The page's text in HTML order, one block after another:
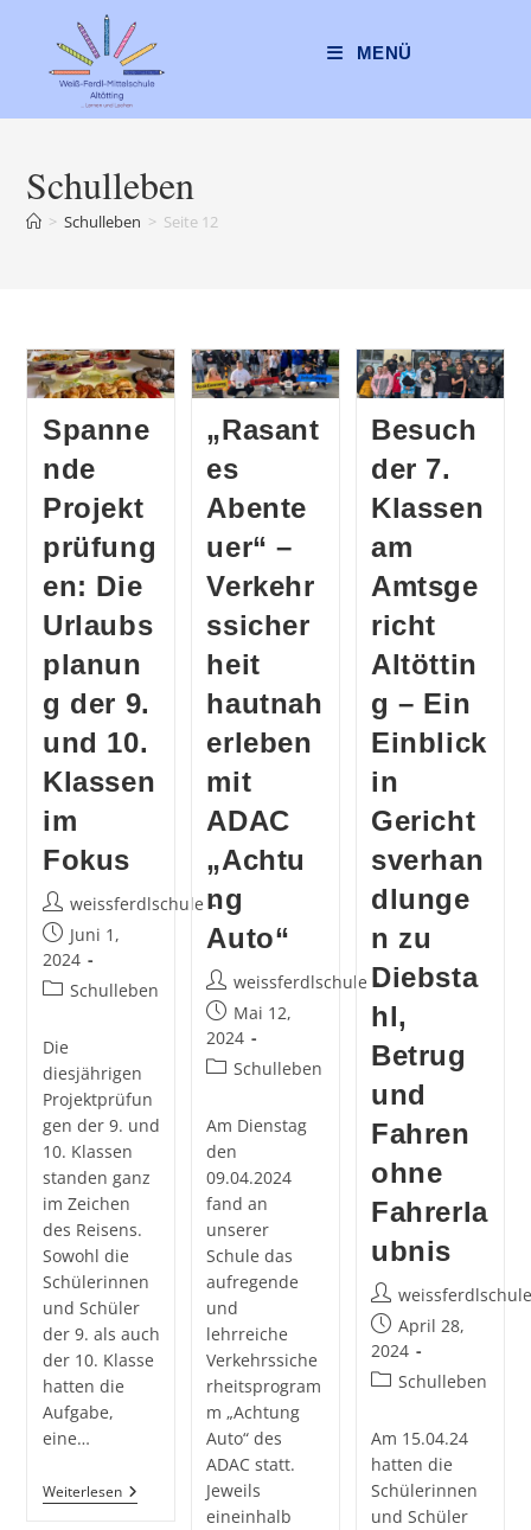
springen
MENÜ
Schulleben
> Schulleben > Seite 12
Spanne
nde
Projekt
prüfung
en: Die
Urlaubs
planun
g der 9.
und 10.
Klassen
im
Fokus
Beitrags-
Autor:
weissferdlschule
Beitrag
veröffentlicht:
Juni 1,
2024
Beitrags-
Schulleben
Die
diesjährigen
Projektprüfun
gen der 9. und
10. Klassen
standen ganz
im Zeichen
des Reisens.
Sowohl die
Schülerinnen
und Schüler
der 9. als auch
der 10. Klasse
hatten die
Aufgabe,
eine…
WeiterlesenSpannende
Projektprüfungen:
„Rasant
es
Abente
uer“ –
Verkehr
ssicher
heit
hautnah
erleben
mit
ADAC
„Achtu
ng
Auto“
Beitrags-
Autor:
weissferdlschule
Beitrag
veröffentlicht:
Mai 12,
2024
Beitrags-
Schulleben
Am Dienstag
den
09.04.2024
fand an
unserer
Schule das
aufregende
und
lehrreiche
Verkehrssiche
rheitsprogram
m „Achtung
Auto“ des
ADAC statt.
Jeweils
eineinhalb
Besuch
der 7.
Klassen
am
Amtsge
richt
Altöttin
g – Ein
Einblick
in
Gericht
sverhan
dlunge
n zu
Diebsta
hl,
Betrug
und
Fahren
ohne
Fahrerla
ubnis
Beitrags-
Autor:
weissferdlschule
Beitrag
veröffentlicht:
April 28,
2024
Beitrags-
Schulleben
Am 15.04.24
hatten die
Schülerinnen
und Schüler